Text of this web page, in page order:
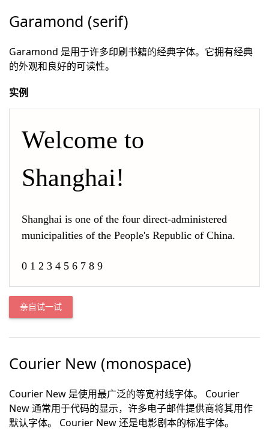
Garamond (serif)
Garamond 是用于许多印刷书籍的经典字体。它拥有经典
的外观和良好的可读性。
实例
Welcome to
Shanghai!
Shanghai is one of the four direct-administered
municipalities of the People's Republic of China.
0 1 2 3 4 5 6 7 8 9
亲自试一试
Courier New (monospace)
Courier New 是使用最广泛的等宽衬线字体。 Courier
New 通常用于代码的显示，许多电子邮件提供商将其用作
默认字体。 Courier New 还是电影剧本的标准字体。